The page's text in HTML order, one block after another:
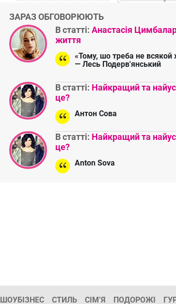
ЗАРАЗ ОБГОВОРЮЮТЬ
В статті: Анастасія
життя
«Тому, шо треба не всякой
— Лесь Подерв'янський
В статті: Найкращий та
це?
Антон Сова
В статті: Найкращий та
це?
Anton Sova
ШОУБІЗНЕС СТИЛЬ СІМ’Я ПОДОРОЖІ